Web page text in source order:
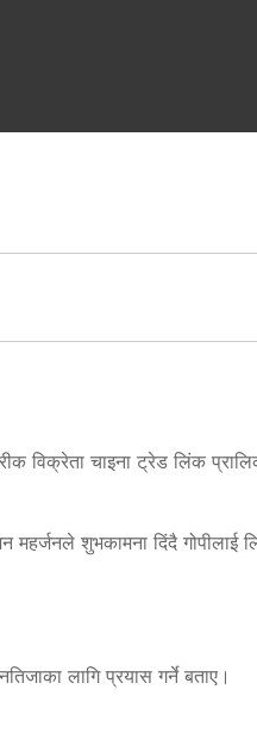
चाइना ट्रेड लिंक
शुभकामना दिंदै गोपीलाई
लागि प्रयास गर्ने बताए।